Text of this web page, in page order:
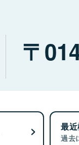
最
過去